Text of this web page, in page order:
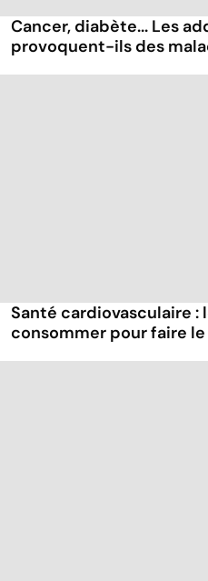
Cancer, diabète... Les
provoquent-ils des
Santé cardiovasculaire :
consommer pour faire